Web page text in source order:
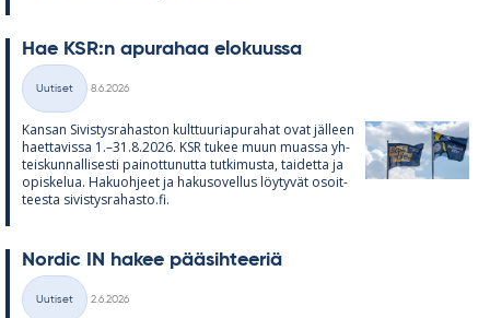
Hae KSR:n apu­ra­haa elo­kuussa
Kategoriat
Uutiset
8.6.2026
Kan­san Si­vis­tys­ra­has­ton kult­tuu­ria­pu­ra­hat ovat jäl­leen
haet­ta­vissa 1.–31.8.2026. KSR tu­kee muun muassa yh­
teis­kun­nal­li­sesti pai­not­tu­nutta tut­ki­musta, tai­detta ja
opis­ke­lua. Ha­kuoh­jeet ja ha­kuso­vel­lus löy­ty­vät osoit­
teesta si­vis­tys­ra­hasto.fi.
Nor­dic IN ha­kee pää­sih­tee­riä
Kategoriat
Uutiset
2.6.2026